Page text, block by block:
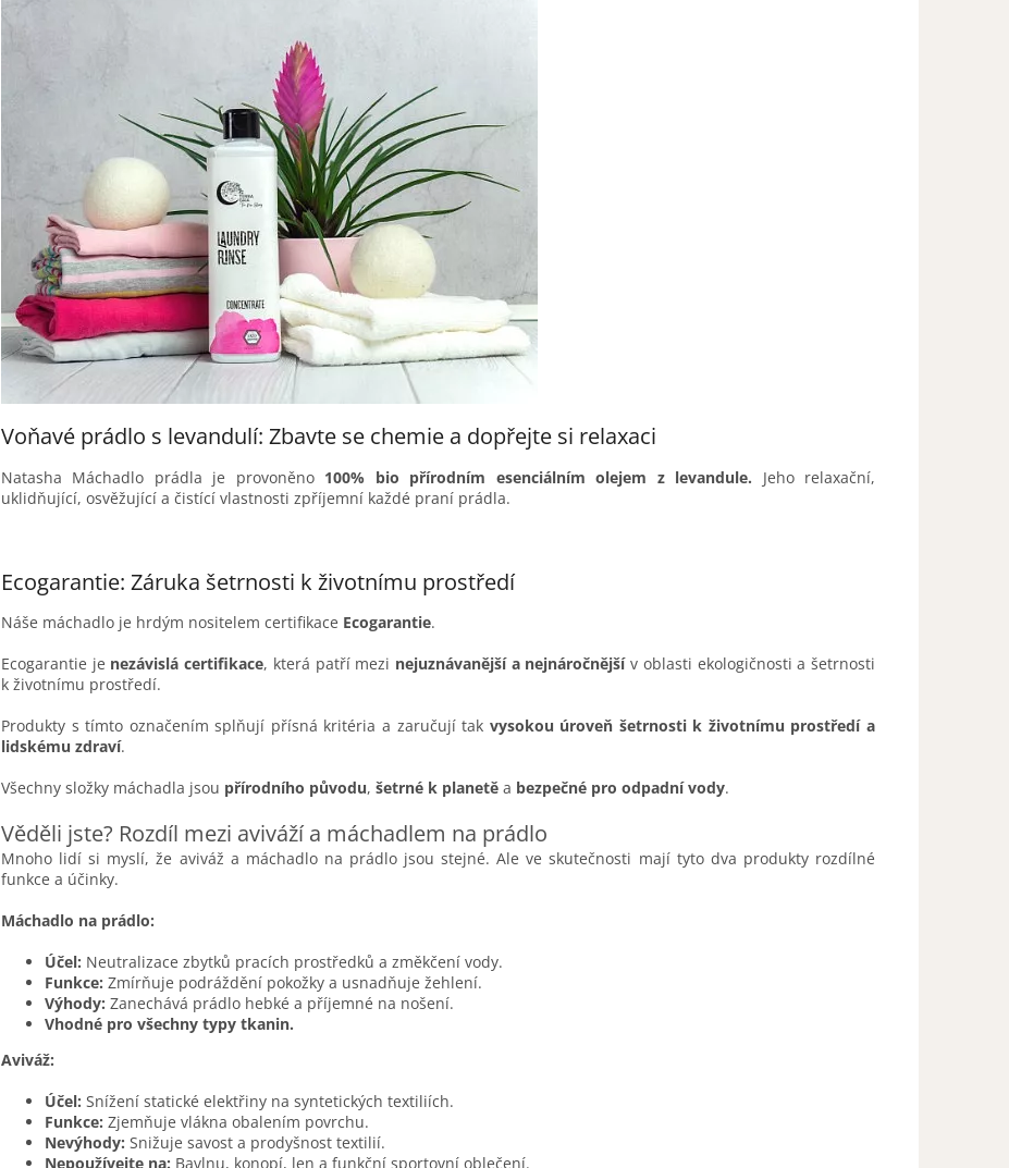
Voňavé prádlo s levandulí: Zbavte se chemie a dopřejte si relaxaci
Natasha Máchadlo prádla je provoněno 100% bio přírodním esenciálním olejem z levandule.
Jeho relaxační,
uklidňující, osvěžující a čistící vlastnosti zpříjemní každé praní prádla.
Ecogarantie: Záruka šetrnosti k životnímu prostředí
Náše máchadlo je hrdým nositelem certifikace Ecogarantie.
Ecogarantie je nezávislá certifikace, která patří mezi nejuznávanější a nejnáročnější v oblasti ekologičnosti a šetrnosti
k životnímu prostředí.
Produkty s tímto označením splňují přísná kritéria a zaručují tak vysokou úroveň šetrnosti k životnímu prostředí a
lidskému zdraví.
Všechny složky máchadla jsou přírodního původu, šetrné k planetě a bezpečné pro odpadní vody.
Věděli jste? Rozdíl mezi aviváží a máchadlem na prádlo
Mnoho lidí si myslí, že aviváž a máchadlo na prádlo jsou stejné. Ale ve skutečnosti mají tyto dva produkty rozdílné
funkce a účinky.
Máchadlo na prádlo:
Účel: Neutralizace zbytků pracích prostředků a změkčení vody.
Funkce: Zmírňuje podráždění pokožky a usnadňuje žehlení.
Výhody: Zanechává prádlo hebké a příjemné na nošení.
Vhodné pro všechny typy tkanin.
Aviváž:
Účel: Snížení statické elektřiny na syntetických textiliích.
Funkce: Zjemňuje vlákna obalením povrchu.
Nevýhody: Snižuje savost a prodyšnost textilií.
Nepoužívejte na: Bavlnu, konopí, len a funkční sportovní oblečení.